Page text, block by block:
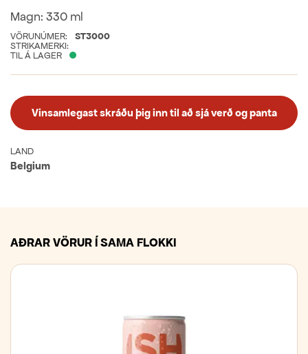
Magn: 330 ml
VÖRUNÚMER:
ST3000
STRIKAMERKI:
TIL Á LAGER
Vinsamlegast skráðu þig inn til að sjá verð og panta
LAND
Belgium
AÐRAR VÖRUR Í SAMA FLOKKI